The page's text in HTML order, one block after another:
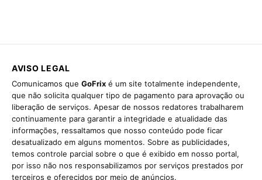
AVISO LEGAL
Comunicamos que GoFrix é um site totalmente independente,
que não solicita qualquer tipo de pagamento para aprovação ou
liberação de serviços. Apesar de nossos redatores trabalharem
continuamente para garantir a integridade e atualidade das
informações, ressaltamos que nosso conteúdo pode ficar
desatualizado em alguns momentos. Sobre as publicidades,
temos controle parcial sobre o que é exibido em nosso portal,
por isso não nos responsabilizamos por serviços prestados por
terceiros e oferecidos por meio de anúncios.